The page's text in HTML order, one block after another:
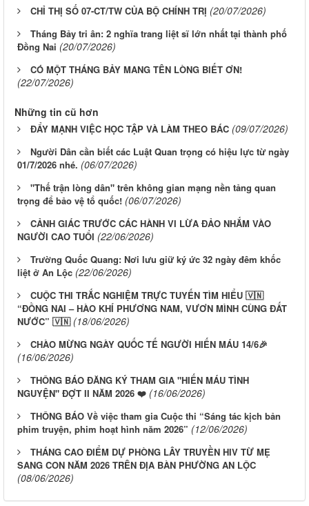
CHỈ THỊ SỐ 07-CT/TW CỦA BỘ CHÍNH TRỊ (20/07/2026)
Tháng Bảy tri ân: 2 nghĩa trang liệt sĩ lớn nhất tại thành phố
Đồng Nai (20/07/2026)
CÓ MỘT THÁNG BẢY MANG TÊN LÒNG BIẾT ƠN!
(22/07/2026)
Những tin cũ hơn
ĐẨY MẠNH VIỆC HỌC TẬP VÀ LÀM THEO BÁC (09/07/2026)
Người Dân cần biết các Luật Quan trọng có hiệu lực từ ngày
01/7/2026 nhé. (06/07/2026)
"Thế trận lòng dân" trên không gian mạng nền tảng quan
trọng để bảo vệ tổ quốc! (06/07/2026)
CẢNH GIÁC TRƯỚC CÁC HÀNH VI LỪA ĐẢO NHẮM VÀO
NGƯỜI CAO TUỔI (22/06/2026)
Trường Quốc Quang: Nơi lưu giữ ký ức 32 ngày đêm khốc
liệt ở An Lộc (22/06/2026)
CUỘC THI TRẮC NGHIỆM TRỰC TUYẾN TÌM HIỂU 🇻🇳
“ĐỒNG NAI – HÀO KHÍ PHƯƠNG NAM, VƯƠN MÌNH CÙNG ĐẤT
NƯỚC” 🇻🇳 (18/06/2026)
CHÀO MỪNG NGÀY QUỐC TẾ NGƯỜI HIẾN MÁU 14/6🎉
(16/06/2026)
THÔNG BÁO ĐĂNG KÝ THAM GIA "HIẾN MÁU TÌNH
NGUYỆN" ĐỢT II NĂM 2026 ❤️ (16/06/2026)
THÔNG BÁO Về việc tham gia Cuộc thi “Sáng tác kịch bản
phim truyện, phim hoạt hình năm 2026” (12/06/2026)
THÁNG CAO ĐIỂM DỰ PHÒNG LÂY TRUYỀN HIV TỪ MẸ
SANG CON NĂM 2026 TRÊN ĐỊA BÀN PHƯỜNG AN LỘC
(08/06/2026)